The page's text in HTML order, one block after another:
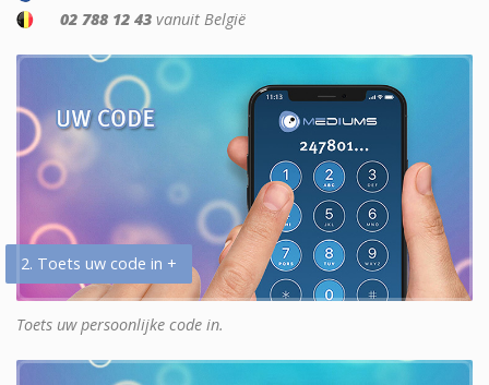
02 788 12 43 vanuit België
2. Toets uw code in +
Toets uw persoonlijke code in.